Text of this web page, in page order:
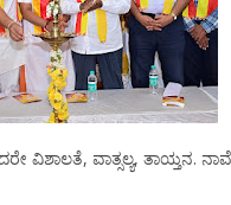
ವಾತ್ಸಲ್ಯ, ತಾಯ್ತನ.